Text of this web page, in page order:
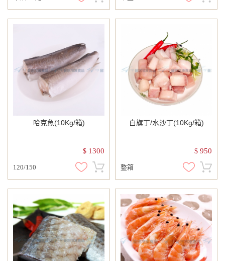
哈克魚(10Kg/箱)
$ 1300
120/150
白旗丁/水沙丁(10Kg/箱)
$ 950
整箱